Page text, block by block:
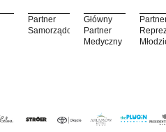
Partner
Samorządowy
Główny
Partner
Medyczny